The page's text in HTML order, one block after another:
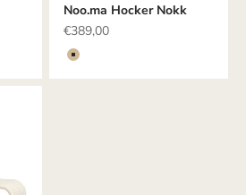
Noo.ma Hocker Nokk
Angebot
€389,00
Farbe
Beige